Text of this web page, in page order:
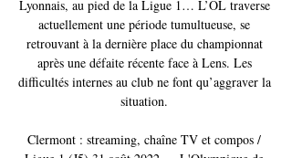
Lyonnais, au pied de la Ligue 1… L’OL traverse
actuellement une période tumultueuse, se
retrouvant à la dernière place du championnat
après une défaite récente face à Lens. Les
difficultés internes au club ne font qu’aggraver la
situation.
Clermont : streaming, chaîne TV et compos /